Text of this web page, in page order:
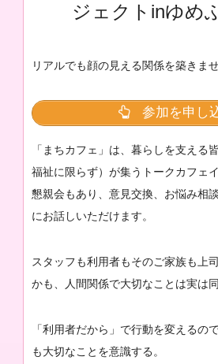
ジェクトinゆめ
リアルでも顔の見える関係を築きま
参加を申し
「まちカフェ」は、暮らしを支える
福祉に限らず）が集うトークカフェ
懇親会もあり、意見交換、お悩み相
にお話しいただけます。
スタッフも利用者もそのご家族も上
かも、人間関係で大切なことは実は同
「利用者だから」で行動を変えるの
も大切なことを意識する。